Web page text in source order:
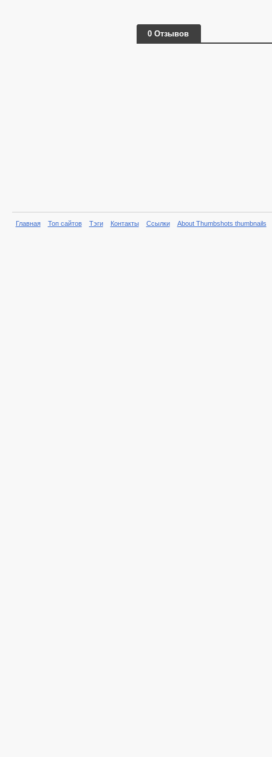
0 Отзывов
Главная Топ сайтов Тэги Контакты Ссылки About Thumbshots thumbnails